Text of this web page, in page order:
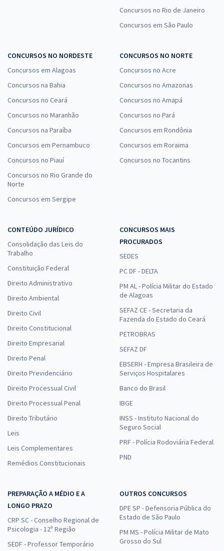
Concursos no Rio de Janeiro
Concursos em São Paulo
CONCURSOS NO NORDESTE
Concursos em Alagoas
Concursos na Bahia
Concursos no Ceará
Concursos no Maranhão
Concursos na Paraíba
Concursos em Pernambuco
Concursos no Piauí
Concursos no Rio Grande do
Norte
Concursos em Sergipe
CONCURSOS NO NORTE
Concursos no Acre
Concursos no Amazonas
Concursos no Amapá
Concursos no Pará
Concursos em Rondônia
Concursos em Roraima
Concursos no Tocantins
CONTEÚDO JURÍDICO
Consolidação das Leis do
Trabalho
Constituição Federal
Direito Administrativo
Direito Ambiental
Direito Civil
Direito Constitucional
Direito Empresarial
Direito Penal
Direito Previdenciário
Direito Processual Civil
Direito Processual Penal
Direito Tributário
Leis
Leis Complementares
Remédios Constitucionais
CONCURSOS MAIS
PROCURADOS
SEDES
PC DF - DELTA
PM AL - Polícia Militar do Estado
de Alagoas
SEFAZ CE - Secretaria da
Fazenda do Estado do Ceará
PETROBRAS
SEFAZ DF
EBSERH - Empresa Brasileira de
Serviços Hospitalares
Banco do Brasil
IBGE
INSS - Instituto Nacional do
Seguro Social
PRF - Polícia Rodoviária Federal
PND
PREPARAÇÃO A MÉDIO E A
LONGO PRAZO
CRP SC - Conselho Regional de
Psicologia - 12ª Região
SEDF - Professor Temporário
OUTROS CONCURSOS
DPE SP - Defensoria Pública do
Estado de São Paulo
PM MS - Polícia Militar de Mato
Grosso do Sul